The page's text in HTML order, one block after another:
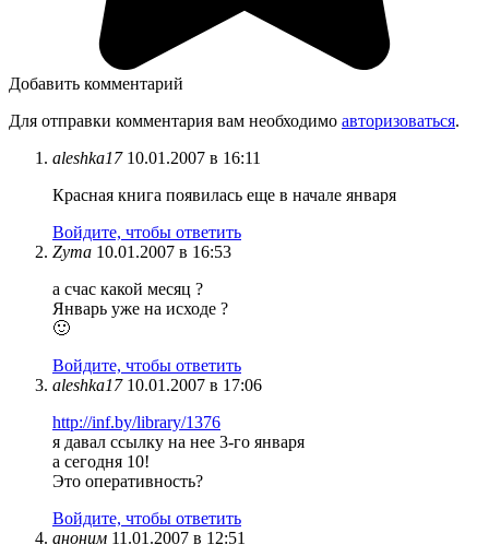
Добавить комментарий
Для отправки комментария вам необходимо авторизоваться.
aleshka17 10.01.2007 в 16:11
Красная книга появилась еще в начале января
Войдите, чтобы ответить
Zyma 10.01.2007 в 16:53
а счас какой месяц ?
Январь уже на исходе ?
🙂
Войдите, чтобы ответить
aleshka17 10.01.2007 в 17:06
http://inf.by/library/1376
я давал ссылку на нее 3-го января
а сегодня 10!
Это оперативность?
Войдите, чтобы ответить
аноним 11.01.2007 в 12:51